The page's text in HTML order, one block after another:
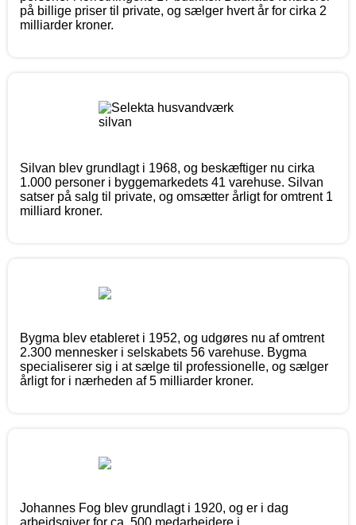
på billige priser til private, og sælger hvert år for cirka 2
milliarder kroner.
Silvan blev grundlagt i 1968, og beskæftiger nu cirka
1.000 personer i byggemarkedets 41 varehuse. Silvan
satser på salg til private, og omsætter årligt for omtrent 1
milliard kroner.
Bygma blev etableret i 1952, og udgøres nu af omtrent
2.300 mennesker i selskabets 56 varehuse. Bygma
specialiserer sig i at sælge til professionelle, og sælger
årligt for i nærheden af 5 milliarder kroner.
Johannes Fog blev grundlagt i 1920, og er i dag
arbejdsgiver for ca. 500 medarbejdere i